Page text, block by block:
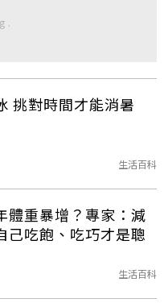
挑對時間才能消暑
生活百科
體重暴增？專家：減
己吃飽、吃巧才是聰
生活百科